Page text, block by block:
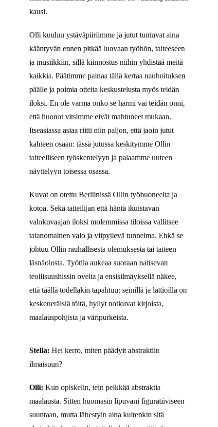
kausi.
Olli kuuluu ystäväpiiriimme ja jutut tuntuvat aina
kääntyvän ennen pitkää luovaan työhön, taiteeseen
ja musiikkiin, sillä kiinnostus niihin yhdistää meitä
kaikkia. Päätimme painaa tällä kertaa nauhoituksen
päälle ja poimia otteita keskustelusta myös teidän
iloksi. En ole varma onko se harmi vai teidän onni,
että huonot vitsimme eivät mahtuneet mukaan.
Itseasiassa asiaa riitti niin paljon, että jaoin jutut
kahteen osaan: tässä jutussa keskitymme Ollin
taiteelliseen työskentelyyn ja palaamme uuteen
näyttelyyn toisessa osassa.
Kuvat on otettu Berliinissä Ollin työhuoneelta ja
kotoa. Sekä taiteilijan että häntä ikuistavan
valokuvaajan iloksi molemmissa tiloissa vallitsee
taianomainen valo ja viipyilevä tunnelma. Ehkä se
johtuu Ollin rauhallisesta olemuksesta tai taiteen
läsnäolosta. Työtila aukeaa suoraan natisevan
teollisuushissin ovelta ja ensisilmäyksellä näkee,
että täällä todellakin tapahtuu: seinillä ja lattioilla on
keskeneräisiä töitä, hyllyt notkuvat kirjoista,
maalauspohjista ja väripurkeista.
Stella: Hei kerro, miten päädyit abstraktiin
ilmaisuun?
Olli: Kun opiskelin, tein pelkkää abstraktia
maalausta. Sitten huomasin lipuvani figuratiiviseen
suuntaan, mutta lähestyin aina kuitenkin sitä